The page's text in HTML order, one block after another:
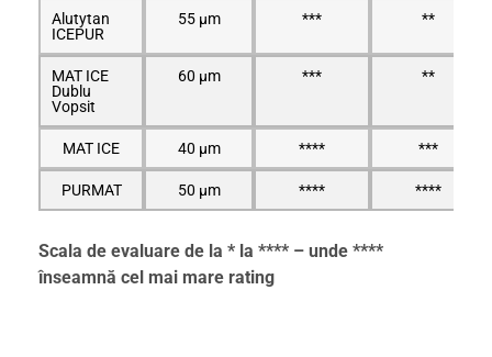
Alutytan
ICEPUR
55 μm *** **
MAT ICE
Dublu
Vopsit
60 μm *** **
MAT ICE 40 μm **** ***
PURMAT 50 μm **** ****
Scala de evaluare de la * la **** – unde ****
înseamnă cel mai mare rating